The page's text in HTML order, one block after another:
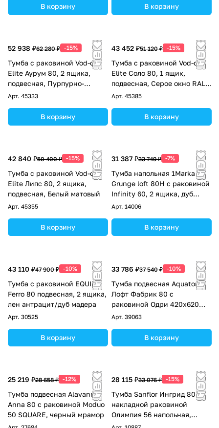
В корзину В корзину
52 938 ₽62 280 ₽ -15%
Тумба с раковиной Vod-ok
Elite Аурум 80, 2 ящика,
подвесная, Пурпурно-
красный RAL 3004
Арт. 45333
В корзину
43 452 ₽51 120 ₽ -15%
Тумба с раковиной Vod-ok
Elite Соло 80, 1 ящик,
подвесная, Серое окно RAL
7040
Арт. 45385
В корзину
42 840 ₽50 400 ₽ -15%
Тумба с раковиной Vod-ok
Elite Липс 80, 2 ящика,
подвесная, Белый матовый
Арт. 45355
В корзину
31 387 ₽33 749 ₽ -7%
Тумба напольная 1Marka
Grunge loft 80Н с раковиной
Infinity 60, 2 ящика, дуб
вотан
Арт. 14006
В корзину
43 110 ₽47 900 ₽ -10%
Тумба с раковиной EQUIL
Ferro 80 подвесная, 2 ящика,
лен антрацит/дуб мадера
Арт. 30525
В корзину
33 786 ₽37 540 ₽ -10%
Тумба подвесная Aquaton
Лофт Фабрик 80 с
раковиной Одри 420x620
Round, дуб кантри
Арт. 39063
В корзину
25 219 ₽28 658 ₽ -12%
Тумба подвесная Alavann
Anna 80 с раковиной Moduo
50 SQUARE, черный мрамор
28 115 ₽33 076 ₽ -15%
Тумба Sanflor Ингрид 80 с
накладной раковиной
Олимпия 56 напольная,
белый матовый,